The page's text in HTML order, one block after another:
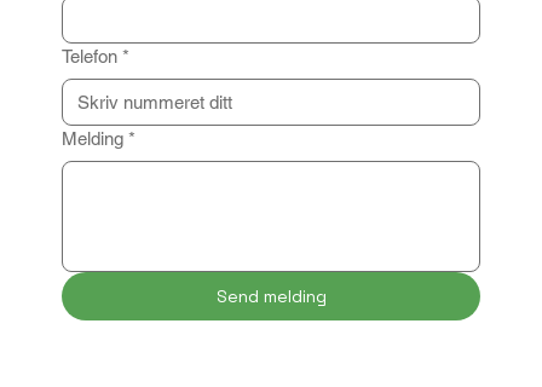
Telefon *
Melding *
Send melding